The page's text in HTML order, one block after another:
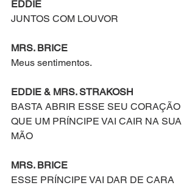
EDDIE
JUNTOS COM LOUVOR
MRS. BRICE
Meus sentimentos.
EDDIE & MRS. STRAKOSH
BASTA ABRIR ESSE SEU CORAÇÃO
QUE UM PRÍNCIPE VAI CAIR NA SUA
MÃO
MRS. BRICE
ESSE PRÍNCIPE VAI DAR DE CARA